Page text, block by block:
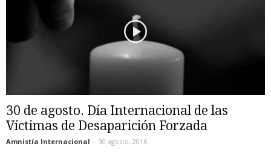
30 de agosto. Día Internacional de las
Víctimas de Desaparición Forzada
Amnistía Internacional - 30 agosto, 2016